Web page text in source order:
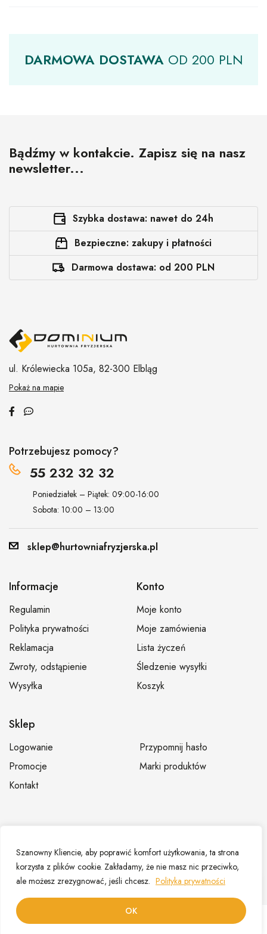
Szanowny Kliencie, aby poprawić komfort użytkowania, ta strona
korzysta z plików cookie. Zakładamy, że nie masz nic przeciwko,
ale możesz zrezygnować, jeśli chcesz. Polityka prywatności
OK
DARMOWA DOSTAWA OD 200 PLN
Bądźmy w kontakcie. Zapisz się na nasz
newsletter...
Szybka dostawa: nawet do 24h
Bezpieczne: zakupy i płatności
Darmowa dostawa: od 200 PLN
ul. Królewiecka 105a, 82-300 Elbląg
Pokaż na mapie
Potrzebujesz pomocy?
55 232 32 32
Poniedziałek – Piątek: 09:00-16:00
Sobota: 10:00 – 13:00
sklep@hurtowniafryzjerska.pl
Informacje
Regulamin
Polityka prywatności
Reklamacja
Zwroty, odstąpienie
Wysyłka
Konto
Moje konto
Moje zamówienia
Lista życzeń
Śledzenie wysyłki
Koszyk
Sklep
Logowanie
Przypomnij hasło
Promocje
Marki produktów
Kontakt
© Hurtownia fryzjerska Dominium – Sklep fryzjerski,
zaopatrzenie fryzjerów |
Mapa strony
PL